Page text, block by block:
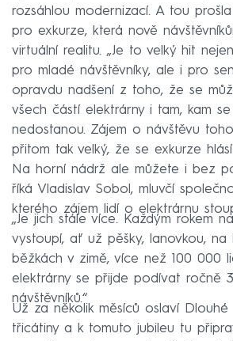
rozsáhlou modernizací. A tou
pro exkurze, která nově
virtuální realitu. „Je to velký hit
pro mladé návštěvníky, ale i pro
opravdu nadšení z toho, že se
všech částí elektrárny i tam, kam
nedostanou. Zájem o návštěvu
přitom tak velký, že se exkurze
Na horní nádrž ale můžete i bez
říká Vladislav Sobol, mluvčí
kterého zájem lidí o elektrárnu
„Je jich stále více. Každým rokem
vystoupí, ať už pěšky, lanovkou,
běžkách v zimě, více než 100 000
elektrárny se přijde podívat ročně
návštěvníků.“
Už za několik měsíců oslaví Dlouhé
třicátiny a k tomuto jubileu tu